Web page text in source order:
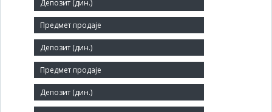
Modular Data Systems dp
Правни статус:
ДП
Делатност:
Производња рачунара и периферне опреме